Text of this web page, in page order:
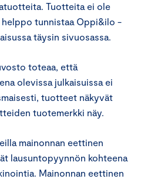
Tuotteita ei ole
helppo tunnistaa Oppi&ilo -
täysin sivuosassa.
toteaa, että
olevissa julkaisuissa ei
tuotteet näkyvät
tuotemerkki näy.
mainonnan eettinen
lausuntopyynnön kohteena
Mainonnan eettinen